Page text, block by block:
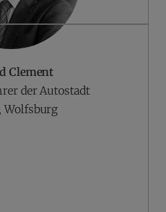
Clement
der Autostadt
Wolfsburg